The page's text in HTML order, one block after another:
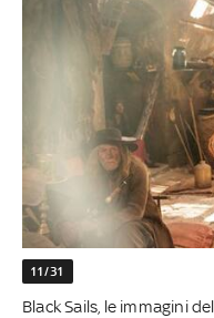
11/31
Black Sails, le immagini